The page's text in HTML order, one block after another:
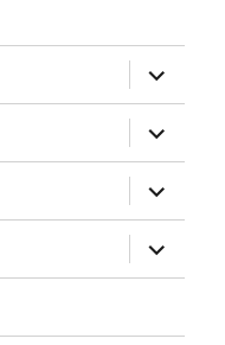
anzeigen
anzeigen
anzeigen
anzeigen